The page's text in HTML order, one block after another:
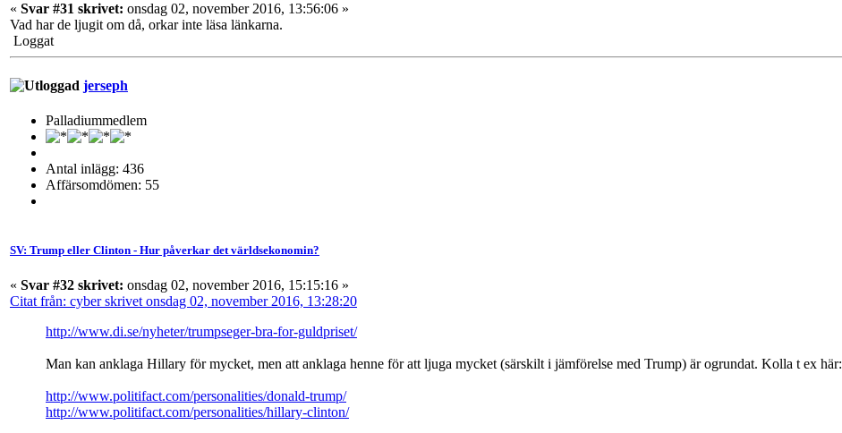
« Svar #31 skrivet: onsdag 02, november 2016, 13:56:06 »
Vad har de ljugit om då, orkar inte läsa länkarna.
Loggat
jerseph
Palladiummedlem
Antal inlägg: 436
Affärsomdömen: 55
SV: Trump eller Clinton - Hur påverkar det världsekonomin?
« Svar #32 skrivet: onsdag 02, november 2016, 15:15:16 »
Citat från: cyber skrivet onsdag 02, november 2016, 13:28:20
http://www.di.se/nyheter/trumpseger-bra-for-guldpriset/
Man kan anklaga Hillary för mycket, men att anklaga henne för att ljuga mycket (särskilt i jämförelse med Trump) är ogrundat. Kolla t ex här:
http://www.politifact.com/personalities/donald-trump/
http://www.politifact.com/personalities/hillary-clinton/